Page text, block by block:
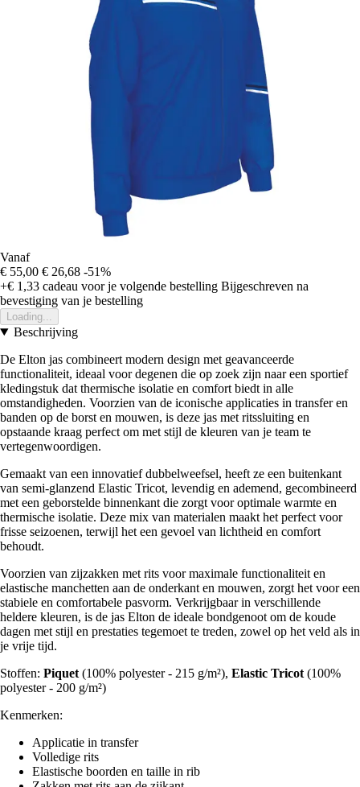
Vanaf
€ 55,00 € 26,68 -51%
+€ 1,33 cadeau voor je volgende bestelling Bijgeschreven na
bevestiging van je bestelling
Loading...
Beschrijving
De Elton jas combineert modern design met geavanceerde
functionaliteit, ideaal voor degenen die op zoek zijn naar een sportief
kledingstuk dat thermische isolatie en comfort biedt in alle
omstandigheden. Voorzien van de iconische applicaties in transfer en
banden op de borst en mouwen, is deze jas met ritssluiting en
opstaande kraag perfect om met stijl de kleuren van je team te
vertegenwoordigen.
Gemaakt van een innovatief dubbelweefsel, heeft ze een buitenkant
van semi-glanzend Elastic Tricot, levendig en ademend, gecombineerd
met een geborstelde binnenkant die zorgt voor optimale warmte en
thermische isolatie. Deze mix van materialen maakt het perfect voor
frisse seizoenen, terwijl het een gevoel van lichtheid en comfort
behoudt.
Voorzien van zijzakken met rits voor maximale functionaliteit en
elastische manchetten aan de onderkant en mouwen, zorgt het voor een
stabiele en comfortabele pasvorm. Verkrijgbaar in verschillende
heldere kleuren, is de jas Elton de ideale bondgenoot om de koude
dagen met stijl en prestaties tegemoet te treden, zowel op het veld als in
je vrije tijd.
Stoffen: Piquet (100% polyester - 215 g/m²), Elastic Tricot (100%
polyester - 200 g/m²)
Kenmerken:
Applicatie in transfer
Volledige rits
Elastische boorden en taille in rib